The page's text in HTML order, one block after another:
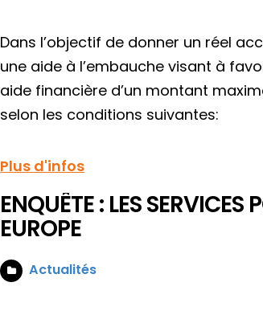
Dans l’objectif de donner un réel
une aide à l’embauche visant à
aide financière d’un montant
selon les conditions suivantes:
Plus d'infos
ENQUÊTE : LES SERVICES
EUROPE
Actualités